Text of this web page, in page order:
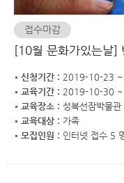
접수마감
[10월 문화가있는날]
신청기간 : 2019-10-23
교육기간 : 2019-10-30
교육장소 : 성북선잠박물관
교육대상 : 가족
모집인원 : 인터넷 접수 5